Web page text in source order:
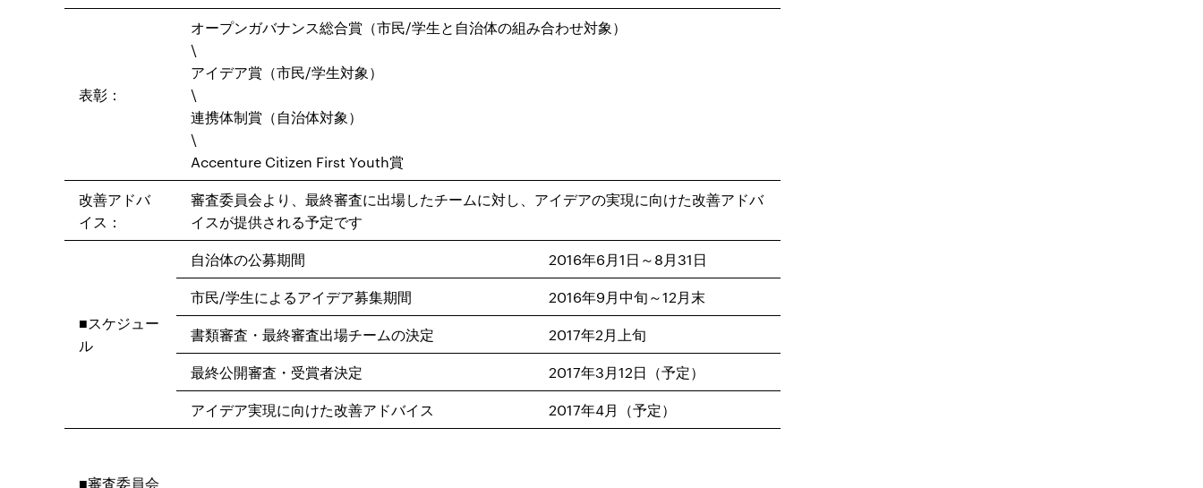
表彰：
オープンガバナンス総合賞（市民/学生と自治体の組み合わせ対象）
\
アイデア賞（市民/学生対象）
\
連携体制賞（自治体対象）
\
Accenture Citizen First Youth賞
改善アドバ
イス：
審査委員会より、最終審査に出場したチームに対し、アイデアの実現に向けた改善アドバ
イスが提供される予定です
■スケジュー
ル
自治体の公募期間
2016年6月1日～8月31日
市民/学生によるアイデア募集期間
2016年9月中旬～12月末
書類審査・最終審査出場チームの決定
2017年2月上旬
最終公開審査・受賞者決定
2017年3月12日（予定）
アイデア実現に向けた改善アドバイス
2017年4月（予定）
■審査委員会